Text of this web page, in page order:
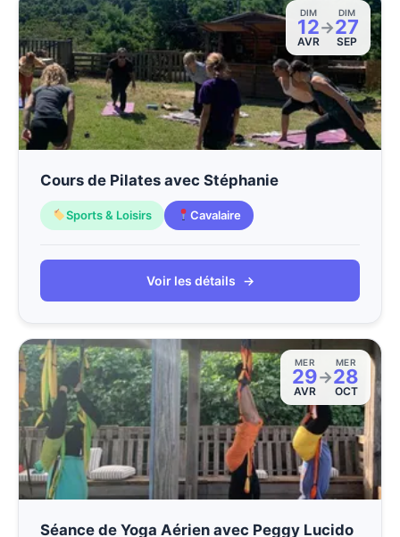
DIM
12
AVR
→
DIM
27
SEP
Cours de Pilates avec Stéphanie
Sports & Loisirs Cavalaire
Voir les détails →
MER
29
AVR
→
MER
28
OCT
Séance de Yoga Aérien avec Peggy Lucido